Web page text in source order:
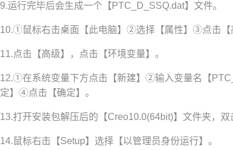
9.运行完毕后会生成一个【PTC_D_SSQ.dat】文件。
10.①鼠标右击桌面【此电脑】②选择【属性】③点击【
11.点击【高级】，点击【环境变量】。
12.①在系统变量下方点击【新建】②输入变量名【
定】④点击【确定】。
13.打开安装包解压后的【Creo10.0(64bit)】文件夹，双
14.鼠标右击【Setup】选择【以管理员身份运行】。